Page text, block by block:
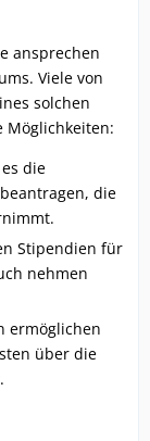
ansprechen
Viele von
solchen
Möglichkeiten:
die
die
Stipendien für
nehmen
ermöglichen
über die